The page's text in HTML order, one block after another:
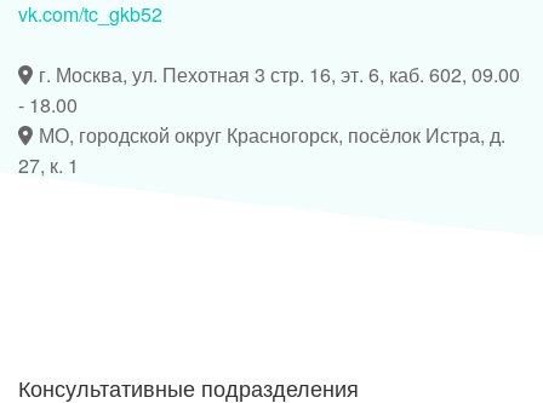
vk.com/tc_gkb52
г. Москва, ул. Пехотная 3 стр. 16, эт. 6, каб. 602, 09.00
- 18.00
МО, городской округ Красногорск, посёлок Истра, д.
27, к. 1
Консультативные подразделения